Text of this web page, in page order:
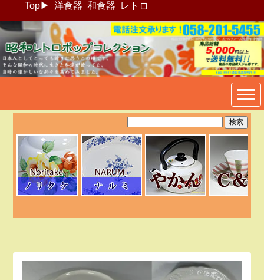
Top▶ 洋食器 和食器 レトロ
昭和レトロポップ食器生活雑
貨通販＠フリマート